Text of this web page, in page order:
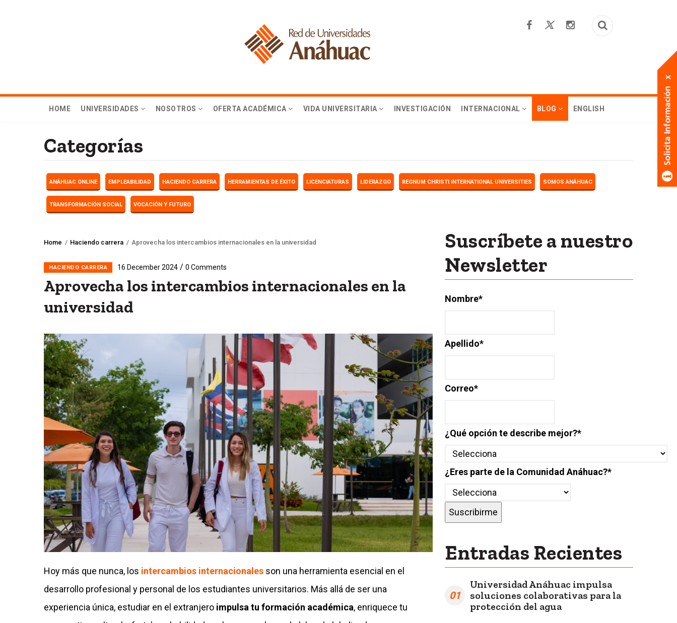
Menú
principal
Hub
HOME UNIVERSIDADES NOSOTROS OFERTA ACADÉMICA VIDA UNIVERSITARIA INVESTIGACIÓN INTERNACIONAL BLOG ENGLISH
Categorías
ANÁHUAC ONLINE EMPLEABILIDAD HACIENDO CARRERA HERRAMIENTAS DE ÉXITO LICENCIATURAS LIDERAZGO REGNUM CHRISTI INTERNATIONAL UNIVERSITIES SOMOS ANÁHUAC
TRANSFORMACIÓN SOCIAL VOCACIÓN Y FUTURO
Breadcrumb
Home / Haciendo carrera / Aprovecha los intercambios internacionales en la universidad
HACIENDO CARRERA 16 December 2024 / 0 Comments
Aprovecha los intercambios internacionales en la
universidad
Hoy más que nunca, los intercambios internacionales son una herramienta esencial en el
desarrollo profesional y personal de los estudiantes universitarios. Más allá de ser una
experiencia única, estudiar en el extranjero impulsa tu formación académica, enriquece tu
Suscríbete a nuestro
Newsletter
Nombre*
Apellido*
Correo*
¿Qué opción te describe mejor?*
¿Eres parte de la Comunidad Anáhuac?*
Entradas Recientes
01
Universidad Anáhuac impulsa
soluciones colaborativas para la
protección del agua